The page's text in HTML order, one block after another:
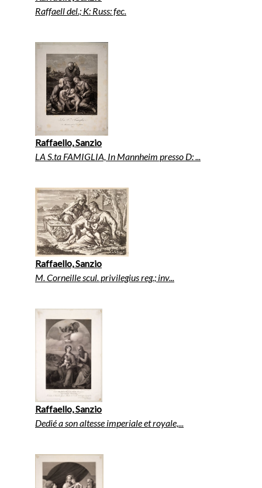
Raffaell del.; K: Russ: fec.
Raffaello, Sanzio
LA S.ta FAMIGLIA, In Mannheim presso D: ...
Raffaello, Sanzio
M. Corneille scul. privilegius reg.; inv...
Raffaello, Sanzio
Dedié a son altesse imperiale et royale,...